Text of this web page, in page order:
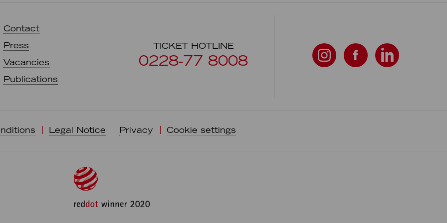
Contact
Press
Vacancies
Publications
TICKET HOTLINE
0228-77 8008
Legal Notice Privacy Cookie settings